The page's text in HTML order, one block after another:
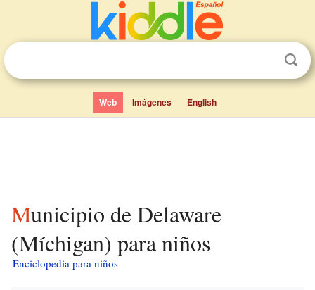
Web Imágenes English
Municipio de Delaware
(Míchigan) para niños
Enciclopedia para niños